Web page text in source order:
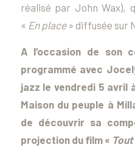
réalisé par John Wax),
« En place» diffusée sur
A l’occasion de son
programmé avec
jazz le vendredi 5 avril
Maison du peuple à
de découvrir sa
projection du film «